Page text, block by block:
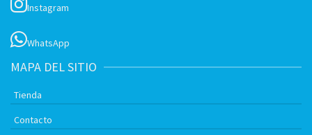
Instagram
WhatsApp
MAPA DEL SITIO
Tienda
Contacto